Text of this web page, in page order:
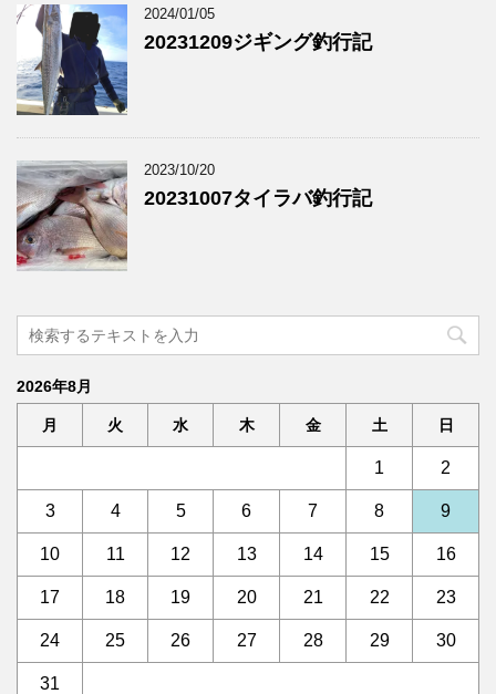
2024/01/05
20231209ジギング釣行記
2023/10/20
20231007タイラバ釣行記
2026年8月
月 火 水 木 金 土 日
1 2
3 4 5 6 7 8 9
10 11 12 13 14 15 16
17 18 19 20 21 22 23
24 25 26 27 28 29 30
31